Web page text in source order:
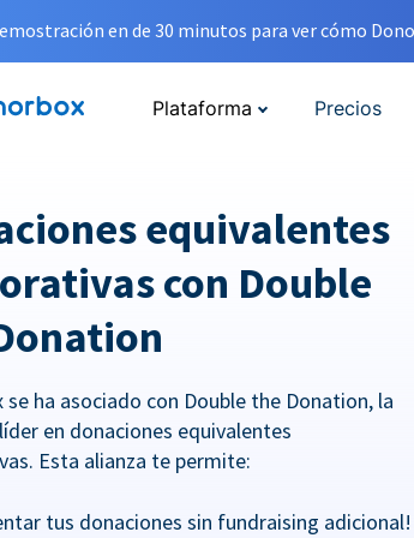
en de 30 minutos para ver cómo
Plataforma Precios
equivalentes
con Double
se ha asociado con Double the Donation, la
en donaciones equivalentes
Esta alianza te permite:
tus donaciones sin fundraising adicional!